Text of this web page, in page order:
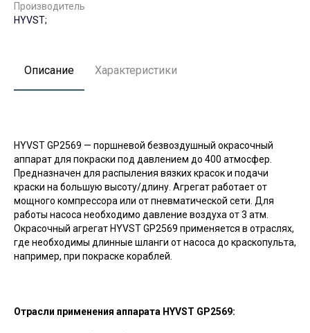
Производитель
HYVST;
Описание Характеристики
HYVST GP2569 — поршневой безвоздушный окрасочный
аппарат для покраски под давлением до 400 атмосфер.
Предназначен для распыления вязких красок и подачи
краски на большую высоту/длину. Агрегат работает от
мощного компрессора или от пневматической сети. Для
работы насоса необходимо давление воздуха от 3 атм.
Окрасочный агрегат HYVST GP2569 применяется в отраслях,
где необходимы длинные шланги от насоса до краскопульта,
например, при покраске кораблей.
Отрасли применения аппарата HYVST GP2569: